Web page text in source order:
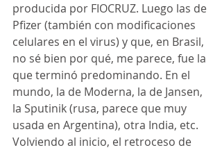
producida por FIOCRUZ. Luego las de
Pfizer (también con modificaciones
celulares en el virus) y que, en Brasil,
no sé bien por qué, me parece, fue la
que terminó predominando. En el
mundo, la de Moderna, la de Jansen,
la Sputinik (rusa, parece que muy
usada en Argentina), otra India, etc.
Volviendo al inicio, el retroceso de